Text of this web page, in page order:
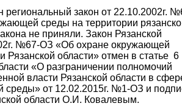
региональный закон от 22.10.2002г.
среды на территории
не приняли. Закон Рязанской
№67-ОЗ «Об охране окружающей
Рязанской области» отмен в статье 6
«О разграничении полномочий
власти Рязанской области в
от 12.02.2015г. №1-ОЗ и
области О.И. Ковалевым.